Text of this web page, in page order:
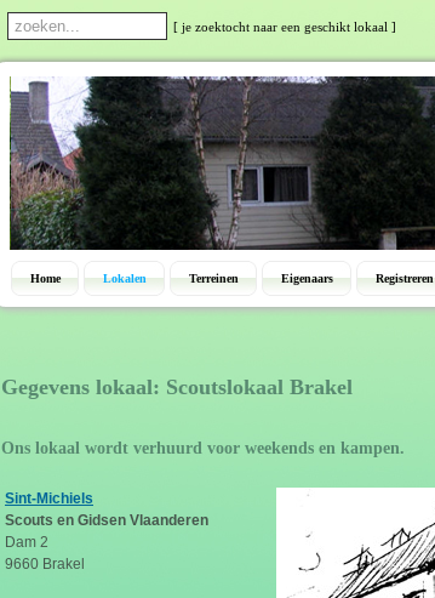
[ je zoektocht naar een geschikt lokaal ]
Home Lokalen Terreinen Eigenaars Registreren
Gegevens lokaal: Scoutslokaal Brakel
Ons lokaal wordt verhuurd voor weekends en kampen.
Sint-Michiels
Scouts en Gidsen Vlaanderen
Dam 2
9660 Brakel